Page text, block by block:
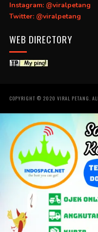
Instagram: @viralpetang
Twitter: @viralpetang
WEB DIRECTORY
COPYRIGHT © 2020 VIRAL PETANG.